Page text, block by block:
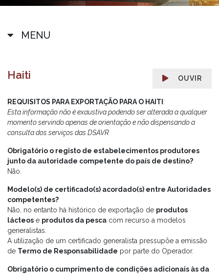
MENU
OUVIR
Haiti
REQUISITOS PARA EXPORTAÇÃO PARA O HAITI :
Esta informação não é exaustiva podendo ser alterada a qualquer
momento servindo apenas de orientação e não dispensando a
consulta dos serviços das DSAVR
Obrigatório o registo de estabelecimentos produtores
junto da autoridade competente do país de destino?
Não.
Modelo(s) de certificado(s) acordado(s) entre Autoridades
competentes?
Não, no entanto há histórico de exportação de produtos
lácteos e produtos da pesca com recurso a modelos
generalistas.
A utilização de um certificado generalista pressupõe a emissão
de Termo de Responsabilidade por parte do Operador.
Obrigatório o cumprimento de condições adicionais às da